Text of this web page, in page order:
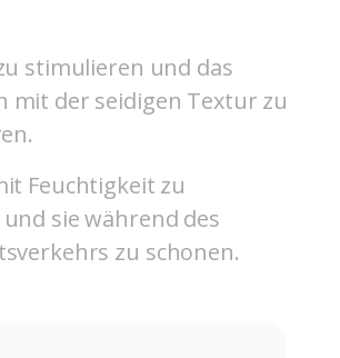
stimulieren und das
mit der seidigen Textur zu
Feuchtigkeit zu
sie während des
zu schonen.